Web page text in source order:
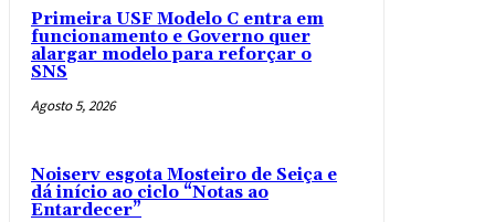
Primeira USF Modelo C entra em
funcionamento e Governo quer
alargar modelo para reforçar o
SNS
Agosto 5, 2026
Noiserv esgota Mosteiro de Seiça e
dá início ao ciclo “Notas ao
Entardecer”